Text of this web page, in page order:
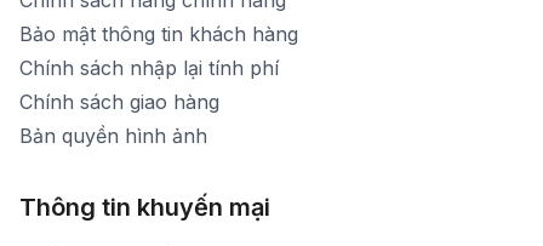
Bảo mật thông tin khách hàng
Chính sách nhập lại tính phí
Chính sách giao hàng
Bản quyền hình ảnh
Thông tin khuyến mại